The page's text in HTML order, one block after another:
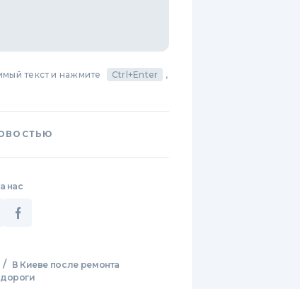
текст и нажмите Ctrl+Enter
,
нас
/
В Киеве после ремонта